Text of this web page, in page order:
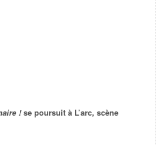
!se poursuit à L’arc, scène